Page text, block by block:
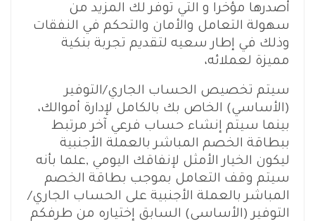
أصدرها مؤخرا و التي توفر لك المزيد من
سهولة التعامل والأمان والتحكم في النفقات
وذلك في إطار سعيه لتقديم تجربة بنكية
مميزة لعملائه،
سيتم تخصيص الحساب الجاري/التوفير
(الأساسي) الخاص بك بالكامل لإدارة أموالك،
بينما سيتم إنشاء حساب فرعي آخر مرتبط
ببطاقة الخصم المباشر بالعملة الأجنبية
ليكون الخيار الأمثل لإنفاقك اليومي ,علما بأنه
سيتم وقف التعامل بموجب بطاقة الخصم
المباشر بالعملة الأجنبية على الحساب الجاري/
التوفير (الأساسي) السابق إختياره من طرفكم